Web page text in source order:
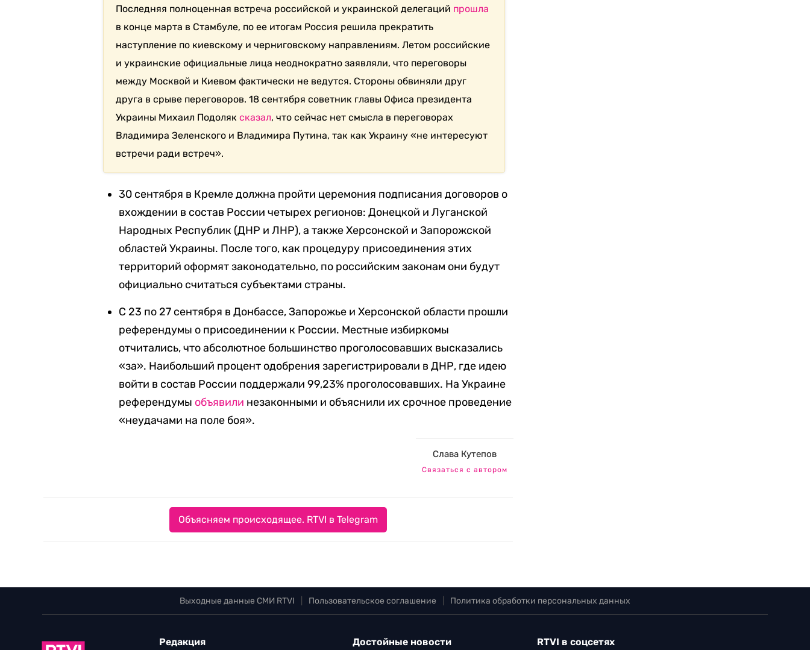
Последняя полноценная встреча российской и украинской делегаций прошла
в конце марта в Стамбуле, по ее итогам Россия решила прекратить
наступление по киевскому и черниговскому направлениям. Летом российские
и украинские официальные лица неоднократно заявляли, что переговоры
между Москвой и Киевом фактически не ведутся. Стороны обвиняли друг
друга в срыве переговоров. 18 сентября советник главы Офиса президента
Украины Михаил Подоляксказал, что сейчас нет смысла в переговорах
Владимира Зеленского и Владимира Путина, так как Украину «не интересуют
встречи ради встреч».
30 сентября в Кремле должна пройти церемония подписания договоров о
вхождении в состав России четырех регионов: Донецкой и Луганской
Народных Республик (ДНР и ЛНР), а также Херсонской и Запорожской
областей Украины. После того, как процедуру присоединения этих
территорий оформят законодательно, по российским законам они будут
официально считаться субъектами страны.
С 23 по 27 сентября в Донбассе, Запорожье и Херсонской области прошли
референдумы о присоединении к России. Местные избиркомы
отчитались, что абсолютное большинство проголосовавших высказались
«за». Наибольший процент одобрения зарегистрировали в ДНР, где идею
войти в состав России поддержали 99,23% проголосовавших. На Украине
референдумы объявили незаконными и объяснили их срочное проведение
«неудачами на поле боя».
Слава Кутепов
Связаться с автором
Объясняем происходящее. RTVI в Telegram
Выходные данные СМИ RTVI Пользовательское соглашение Политика обработки персональных данных
Редакция Достойные новости RTVI в соцсетях